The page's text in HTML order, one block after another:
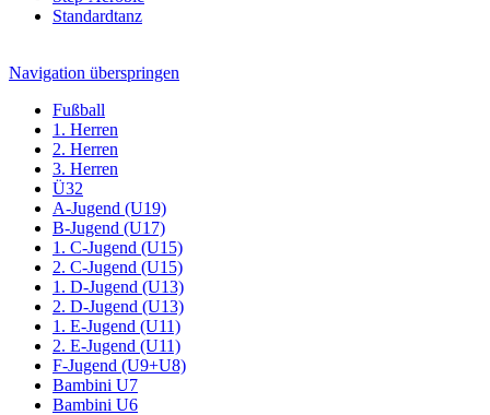
Standardtanz
Navigation überspringen
Fußball
1. Herren
2. Herren
3. Herren
Ü32
A-Jugend (U19)
B-Jugend (U17)
1. C-Jugend (U15)
2. C-Jugend (U15)
1. D-Jugend (U13)
2. D-Jugend (U13)
1. E-Jugend (U11)
2. E-Jugend (U11)
F-Jugend (U9+U8)
Bambini U7
Bambini U6